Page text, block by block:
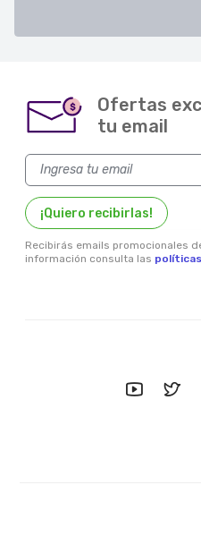
$
Ofertas
tu email
¡Quiero recibirlas!
Recibirás emails promocionales
información consulta las